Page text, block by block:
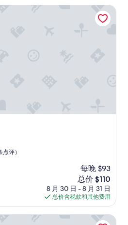
点评）
每晚 $93
新
价
格
$110
总价 $110
8 月 30 日 - 8 月 31 日
总价含税款和其他费用